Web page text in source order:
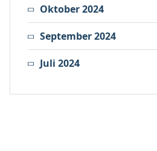
Oktober 2024
September 2024
Juli 2024